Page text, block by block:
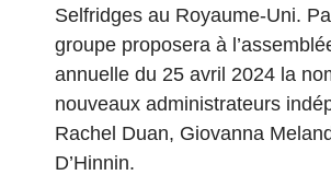
Selfridges au Royaume-Uni.
groupe proposera à
annuelle du 25 avril 2024 la
nouveaux administrateurs
Rachel Duan, Giovanna
D’Hinnin.